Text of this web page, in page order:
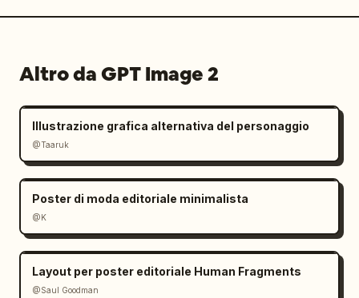
Altro da GPT Image 2
Illustrazione grafica alternativa del personaggio
@Taaruk
Poster di moda editoriale minimalista
@K
Layout per poster editoriale Human Fragments
@Saul Goodman